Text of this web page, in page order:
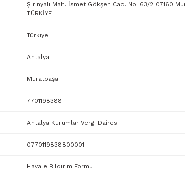
Şirinyalı Mah. İsmet Gökşen Cad. No. 63/2 07160
TÜRKİYE
Türkiye
Antalya
Muratpaşa
7701198388
Antalya Kurumlar Vergi Dairesi
0770119838800001
Havale Bildirim Formu